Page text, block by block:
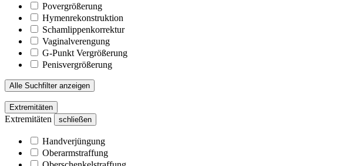
Povergrößerung
Hymenrekonstruktion
Schamlippenkorrektur
Vaginalverengung
G-Punkt Vergrößerung
Penisvergrößerung
Alle Suchfilter anzeigen
Extremitäten
Extremitäten schließen
Handverjüngung
Oberarmstraffung